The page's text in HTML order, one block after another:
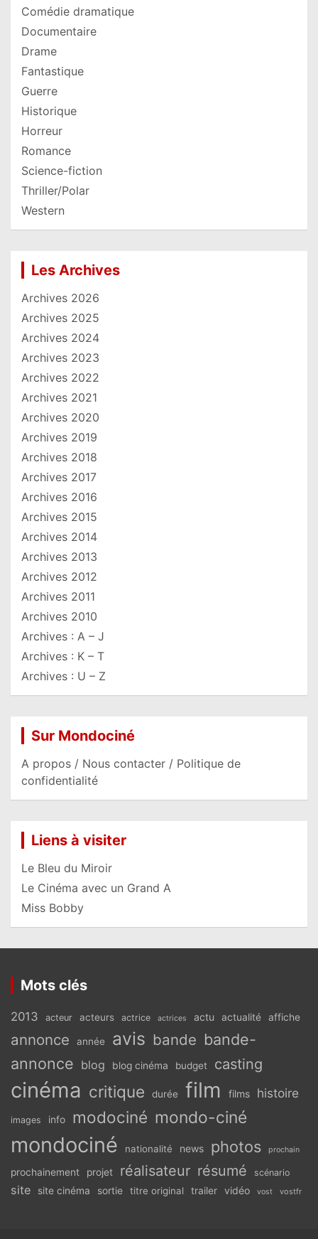
Comédie dramatique
Documentaire
Drame
Fantastique
Guerre
Historique
Horreur
Romance
Science-fiction
Thriller/Polar
Western
Les Archives
Archives 2026
Archives 2025
Archives 2024
Archives 2023
Archives 2022
Archives 2021
Archives 2020
Archives 2019
Archives 2018
Archives 2017
Archives 2016
Archives 2015
Archives 2014
Archives 2013
Archives 2012
Archives 2011
Archives 2010
Archives : A – J
Archives : K – T
Archives : U – Z
Sur Mondociné
A propos / Nous contacter / Politique de
confidentialité
Liens à visiter
Le Bleu du Miroir
Le Cinéma avec un Grand A
Miss Bobby
Mots clés
2013 acteur acteurs actrice actrices actu actualité affiche
annonce année avis bande bande-
annonce blog blog cinéma budget casting
cinéma critique durée film films histoire
images info modociné mondo-ciné
mondociné nationalité news photos prochain
prochainement projet réalisateur résumé scénario
site site cinéma sortie titre original trailer vidéo vost vostfr